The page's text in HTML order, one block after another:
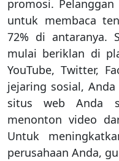
promosi.
untuk membaca
72% di antaranya.
mulai beriklan di
YouTube, Twitter,
jejaring sosial,
situs web Anda
menonton video
Untuk
perusahaan Anda,